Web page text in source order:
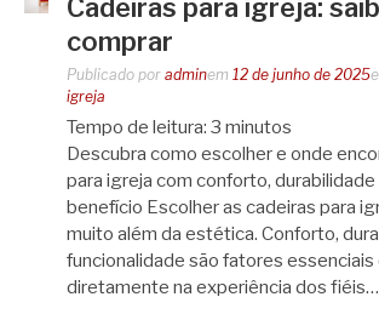
Cadeiras para igreja:
comprar
Publicado por adminem 12 de junho de 2025
igreja
Tempo de leitura: 3 minutos
Descubra como escolher e onde
para igreja com conforto,
benefício Escolher as cadeiras para
muito além da estética. Conforto,
funcionalidade são fatores
diretamente na experiência dos fiéis…